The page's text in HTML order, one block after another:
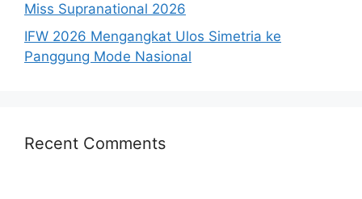
Miss Supranational 2026
IFW 2026 Mengangkat Ulos Simetria ke
Panggung Mode Nasional
Recent Comments